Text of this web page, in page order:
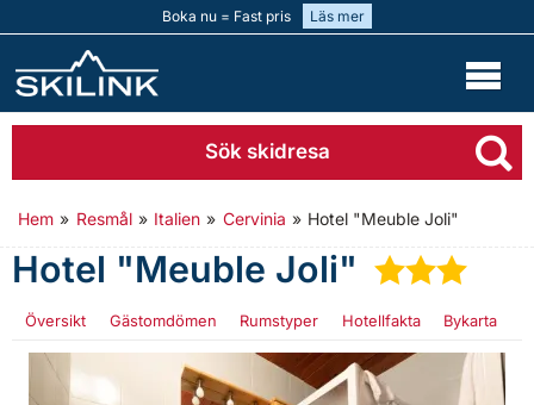
Boka nu = Fast pris Läs mer
Sök skidresa
Hem » Resmål » Italien » Cervinia » Hotel "Meuble Joli"
Hotel "Meuble Joli" ★★★
Översikt Gästomdömen Rumstyper Hotellfakta Bykarta